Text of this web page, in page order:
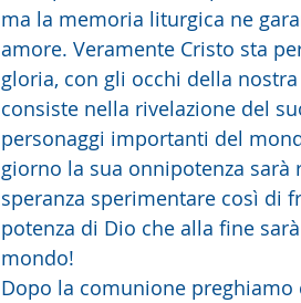
ma la memoria liturgica ne
amore. Veramente Cristo sta
gloria, con gli occhi della
consiste nella rivelazione del
personaggi importanti del
giorno la sua onnipotenza
speranza sperimentare così di
potenza di Dio che alla fine
mondo!
Dopo la comunione